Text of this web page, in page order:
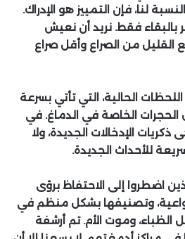
لنا، فإن التمييز هو الإدراك.
بالبقاء فقط. نريد أن نعيش
القليل من الصراع وأقل صراع
الحالية، التي تأتي بسرعة
الحجرات الخاصة في الدماغ. في
الإدخالات الجديدة، ولا
للأحداث الجديدة.
اضطروا إلى الاحتفاظ برؤى
وتصنيفها بشكل منظم في
الظباء، وموت الأم. تم أرشفة